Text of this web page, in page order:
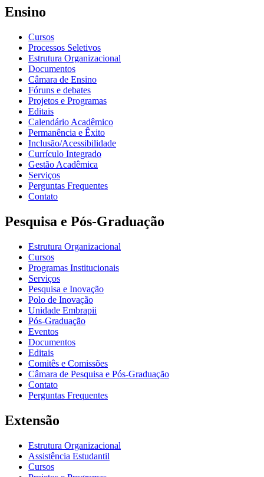
Ensino
Cursos
Processos Seletivos
Estrutura Organizacional
Documentos
Câmara de Ensino
Fóruns e debates
Projetos e Programas
Editais
Calendário Acadêmico
Permanência e Êxito
Inclusão/Acessibilidade
Currículo Integrado
Gestão Acadêmica
Serviços
Perguntas Frequentes
Contato
Pesquisa e Pós-Graduação
Estrutura Organizacional
Cursos
Programas Institucionais
Serviços
Pesquisa e Inovação
Polo de Inovação
Unidade Embrapii
Pós-Graduação
Eventos
Documentos
Editais
Comitês e Comissões
Câmara de Pesquisa e Pós-Graduação
Contato
Perguntas Frequentes
Extensão
Estrutura Organizacional
Assistência Estudantil
Cursos